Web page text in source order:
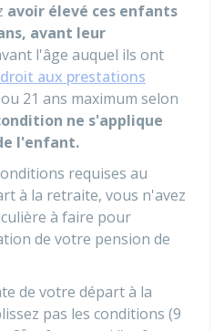
avoir élevé ces enfants
avant leur
l'âge auquel ils ont
aux prestations
21 ans maximum selon
ne s'applique
l'enfant.
requises au
à la retraite, vous n'avez
à faire pour
de votre pension de
de votre départ à la
pas les conditions (9